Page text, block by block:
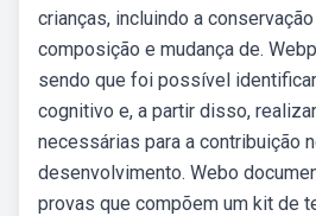
crianças, incluindo a
composição e mudança de.
sendo que foi possível
cognitivo e, a partir disso,
necessárias para a contribuição
desenvolvimento. Webo
provas que compõem um kit de